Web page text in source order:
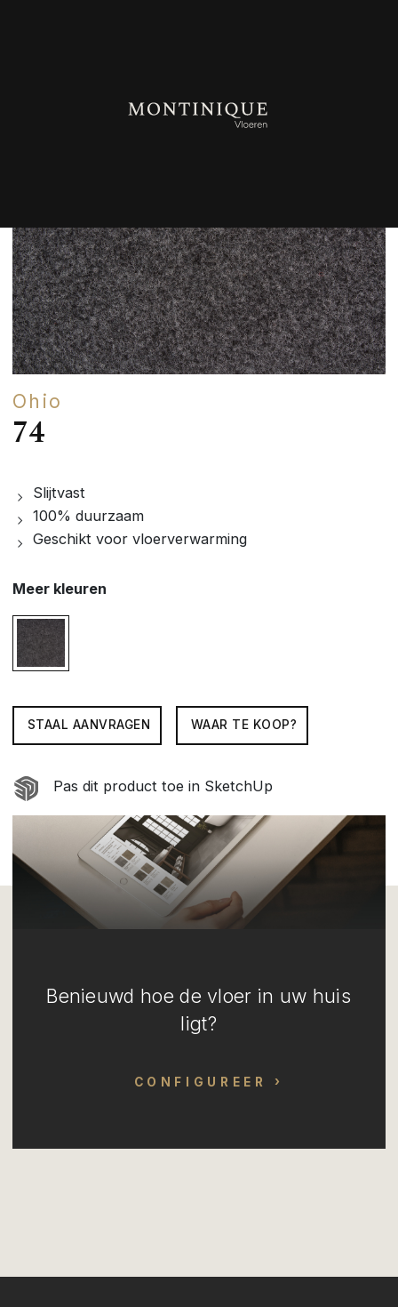
Ohio
74
Slijtvast
100% duurzaam
Geschikt voor vloerverwarming
Meer kleuren
STAAL AANVRAGEN WAAR TE KOOP?
Pas dit product toe in SketchUp
Benieuwd hoe de vloer in uw huis
ligt?
CONFIGUREER